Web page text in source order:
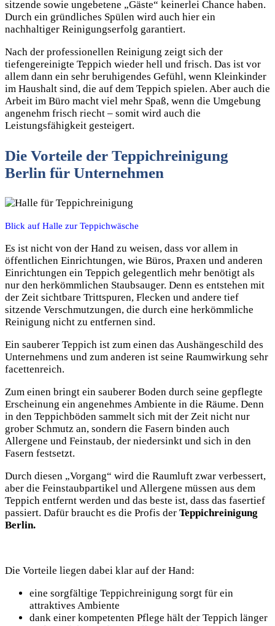
sitzende sowie ungebetene „Gäste“ keinerlei Chance haben.
Durch ein gründliches Spülen wird auch hier ein
nachhaltiger Reinigungserfolg garantiert.
Nach der professionellen Reinigung zeigt sich der
tiefengereinigte Teppich wieder hell und frisch. Das ist vor
allem dann ein sehr beruhigendes Gefühl, wenn Kleinkinder
im Haushalt sind, die auf dem Teppich spielen. Aber auch die
Arbeit im Büro macht viel mehr Spaß, wenn die Umgebung
angenehm frisch riecht – somit wird auch die
Leistungsfähigkeit gesteigert.
Die Vorteile der Teppichreinigung
Berlin für Unternehmen
Blick auf Halle zur Teppichwäsche
Es ist nicht von der Hand zu weisen, dass vor allem in
öffentlichen Einrichtungen, wie Büros, Praxen und anderen
Einrichtungen ein Teppich gelegentlich mehr benötigt als
nur den herkömmlichen Staubsauger. Denn es entstehen mit
der Zeit sichtbare Trittspuren, Flecken und andere tief
sitzende Verschmutzungen, die durch eine herkömmliche
Reinigung nicht zu entfernen sind.
Ein sauberer Teppich ist zum einen das Aushängeschild des
Unternehmens und zum anderen ist seine Raumwirkung sehr
facettenreich.
Zum einen bringt ein sauberer Boden durch seine gepflegte
Erscheinung ein angenehmes Ambiente in die Räume. Denn
in den Teppichböden sammelt sich mit der Zeit nicht nur
grober Schmutz an, sondern die Fasern binden auch
Allergene und Feinstaub, der niedersinkt und sich in den
Fasern festsetzt.
Durch diesen „Vorgang“ wird die Raumluft zwar verbessert,
aber die Feinstaubpartikel und Allergene müssen aus dem
Teppich entfernt werden und das beste ist, dass das fasertief
passiert. Dafür braucht es die Profis der Teppichreinigung
Berlin.
Die Vorteile liegen dabei klar auf der Hand:
eine sorgfältige Teppichreinigung sorgt für ein
attraktives Ambiente
dank einer kompetenten Pflege hält der Teppich länger